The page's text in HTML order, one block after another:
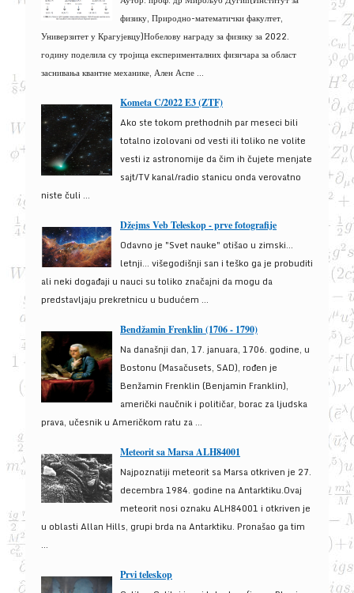
физику, Природно-математички факултет,
Универзитет у Крагујевцу)Нобелову награду за физику за 2022.
годину поделила су тројица експерименталних физичара за област
заснивања квантне механике, Ален Аспе ...
Kometa C/2022 E3 (ZTF)
Ako ste tokom prethodnih par meseci bili
totalno izolovani od vesti ili toliko ne volite
vesti iz astronomije da čim ih čujete menjate
sajt/TV kanal/radio stanicu onda verovatno
niste čuli ...
Džejms Veb Teleskop - prve fotografije
Odavno je "Svet nauke" otišao u zimski...
letnji... višegodišnji san i teško ga je probuditi
ali neki događaji u nauci su toliko značajni da mogu da
predstavljaju prekretnicu u budućem ...
Bendžamin Frenklin (1706 - 1790)
Na današnji dan, 17. januara, 1706. godine, u
Bostonu (Masačusets, SAD), rođen je
Benžamin Frenklin (Benjamin Franklin),
američki naučnik i političar, borac za ljudska
prava, učesnik u Američkom ratu za ...
Meteorit sa Marsa ALH84001
Najpoznatiji meteorit sa Marsa otkriven je 27.
decembra 1984. godine na Antarktiku.Ovaj
meteorit nosi oznaku ALH84001 i otkriven je
u oblasti Allan Hills, grupi brda na Antarktiku. Pronašao ga tim
...
Prvi teleskop